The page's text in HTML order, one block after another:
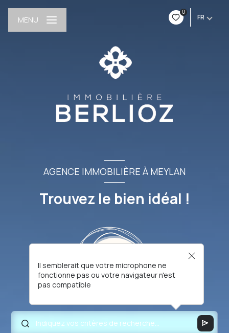
0
FR
MENU
AGENCE IMMOBILIÈRE À MEYLAN
Trouvez le bien idéal !
Il semblerait que votre microphone ne
fonctionne pas ou votre navigateur n'est
pas compatible